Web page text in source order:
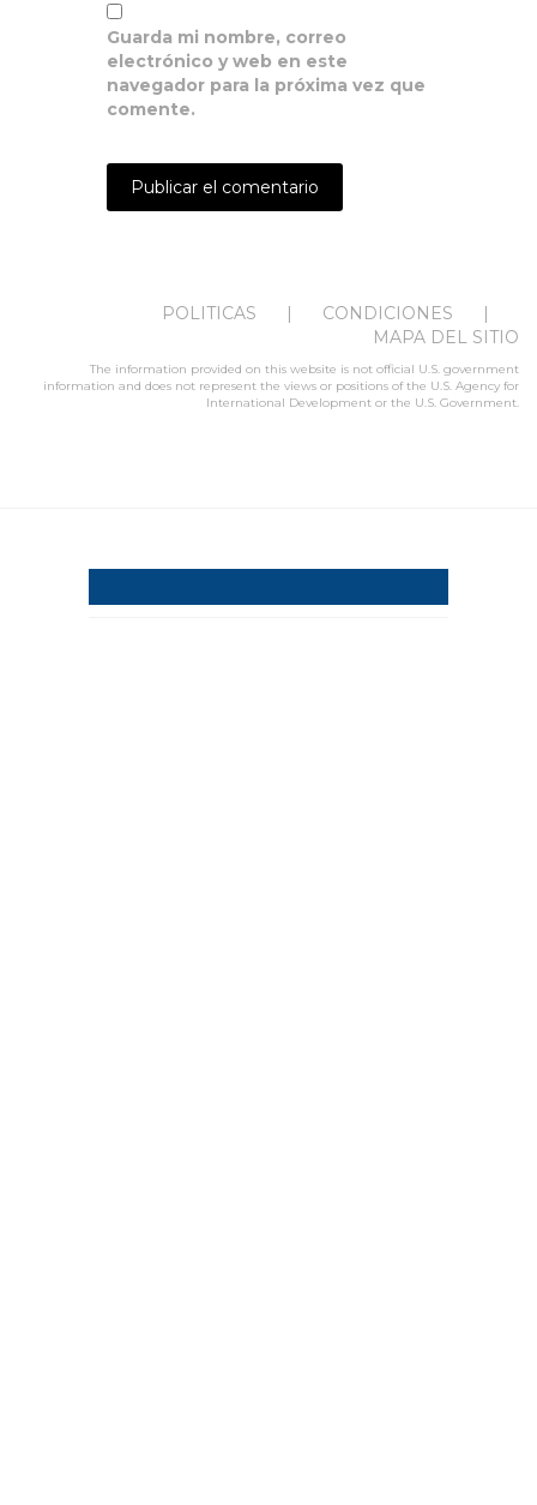
Guarda mi nombre, correo
electrónico y web en este
navegador para la próxima vez que
comente.
POLITICAS
CONDICIONES
MAPA DEL SITIO
The information provided on this website is not official U.S. government
information and does not represent the views or positions of the U.S. Agency for
International Development or the U.S. Government.